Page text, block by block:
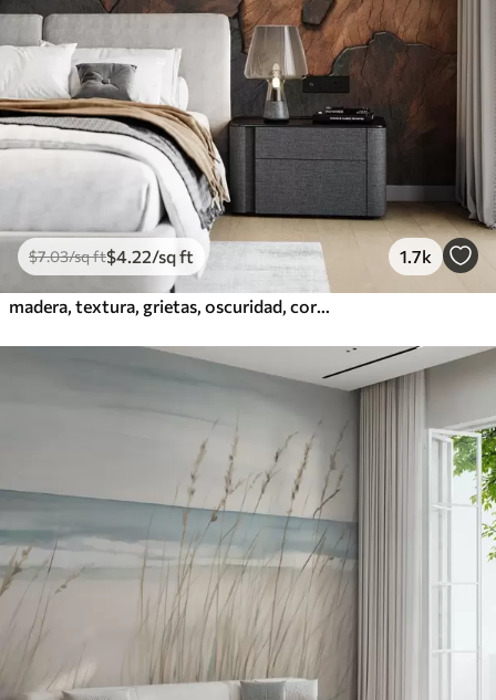
$7.03/sq ft$4 .22/sq ft 1.7k